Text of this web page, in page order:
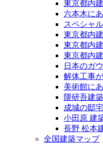
東京都内
六本木に
スペシャ
東京都内
東京都内
東京都内
日本のガ
解体工事
美術館に
隈研吾建
成城の邸
小田原 建
長野 松本
全国建築マップ